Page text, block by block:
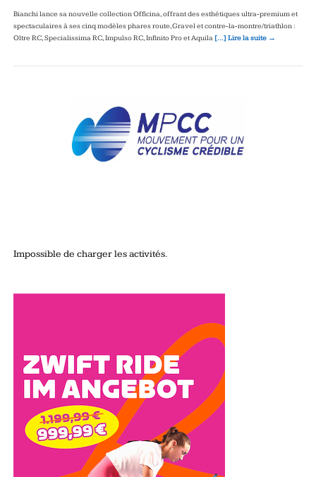
Bianchi lance sa nouvelle collection Officina, offrant des esthétiques ultra‑premium et
spectaculaires à ses cinq modèles phares route, Gravel et contre‑la‑montre/triathlon :
Oltre RC, Specialissima RC, Impulso RC, Infinito Pro et Aquila […] Lire la suite →
Impossible de charger les activités.